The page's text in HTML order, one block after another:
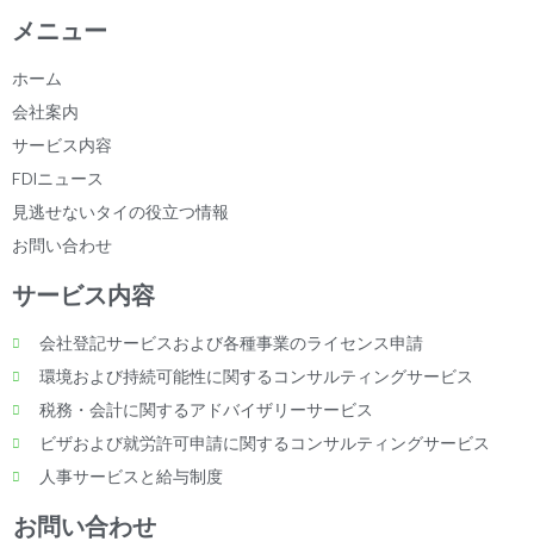
メニュー
ホーム
会社案内
サービス内容
FDIニュース
見逃せないタイの役立つ情報
お問い合わせ
サービス内容
会社登記サービスおよび各種事業のライセンス申請
環境および持続可能性に関するコンサルティングサービス
税務・会計に関するアドバイザリーサービス
ビザおよび就労許可申請に関するコンサルティングサービス
人事サービスと給与制度
お問い合わせ